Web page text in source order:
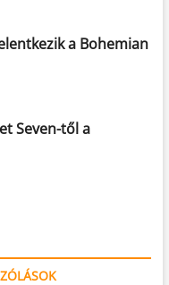
a Bohemian
Seven-től a